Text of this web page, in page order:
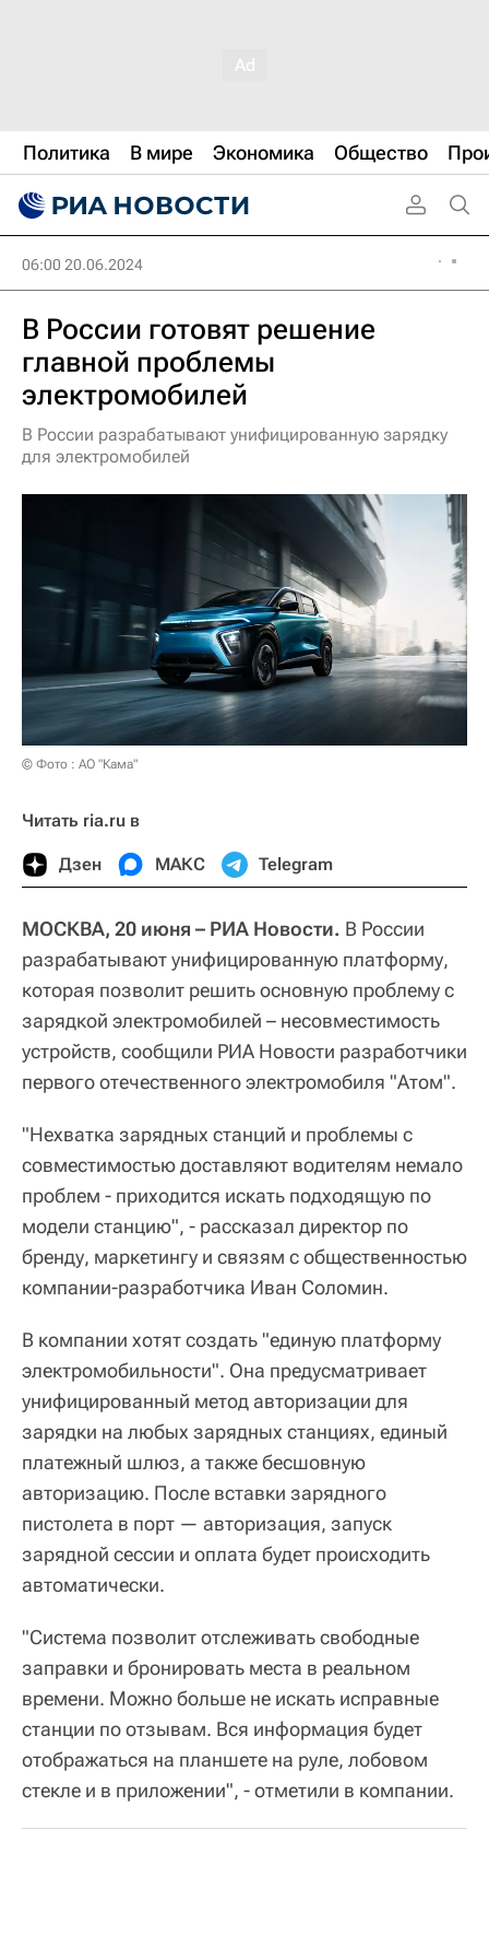
Политика В мире Экономика Общество
06:00 20.06.2024
В России готовят решение
главной проблемы
электромобилей
В России разрабатывают унифицированную зарядку
для электромобилей
© Фото : АО "Кама"
Читать ria.ru в
Дзен МАКС Telegram
МОСКВА, 20 июня – РИА Новости. В России
разрабатывают унифицированную платформу,
которая позволит решить основную проблему с
зарядкой электромобилей – несовместимость
устройств, сообщили РИА Новости разработчики
первого отечественного электромобиля "Атом".
"Нехватка зарядных станций и проблемы с
совместимостью доставляют водителям немало
проблем - приходится искать подходящую по
модели станцию", - рассказал директор по
бренду, маркетингу и связям с общественностью
компании-разработчика Иван Соломин.
В компании хотят создать "единую платформу
электромобильности". Она предусматривает
унифицированный метод авторизации для
зарядки на любых зарядных станциях, единый
платежный шлюз, а также бесшовную
авторизацию. После вставки зарядного
пистолета в порт — авторизация, запуск
зарядной сессии и оплата будет происходить
автоматически.
"Система позволит отслеживать свободные
заправки и бронировать места в реальном
времени. Можно больше не искать исправные
станции по отзывам. Вся информация будет
отображаться на планшете на руле, лобовом
стекле и в приложении", - отметили в компании.